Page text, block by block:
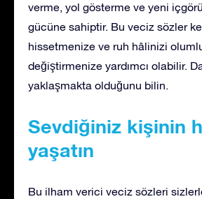
verme, yol gösterme ve yeni
gücüne sahiptir. Bu veciz sözler
hissetmenize ve ruh hâlinizi
değiştirmenize yardımcı olabilir.
yaklaşmakta olduğunu bilin.
Sevdiğiniz kişinin
yaşatın
Bu ilham verici veciz sözleri